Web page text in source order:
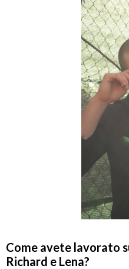
Come avete lavorato
Richard e Lena?